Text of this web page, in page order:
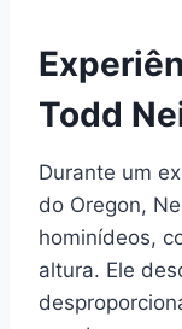
Todd
Durante um
do Oregon,
hominídeos,
altura. Ele